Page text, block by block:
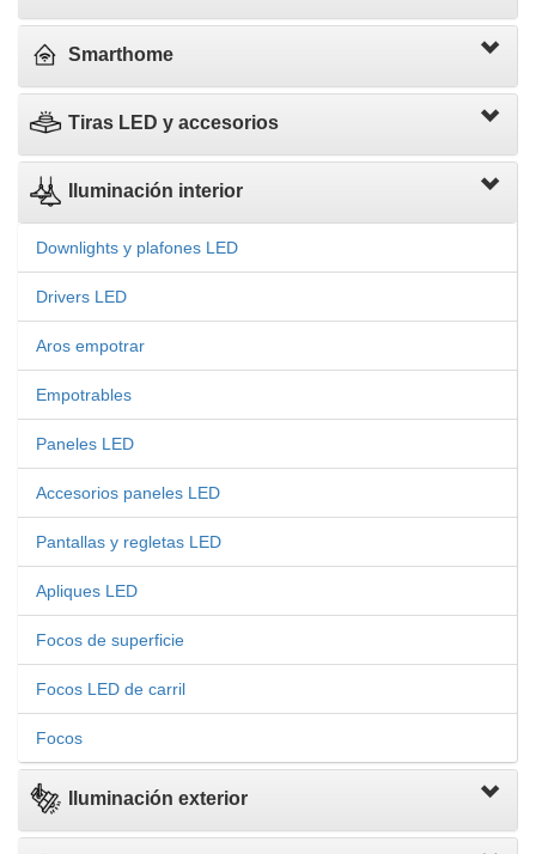
Smarthome
Tiras LED y accesorios
Iluminación interior
Downlights y plafones LED
Drivers LED
Aros empotrar
Empotrables
Paneles LED
Accesorios paneles LED
Pantallas y regletas LED
Apliques LED
Focos de superficie
Focos LED de carril
Focos
Iluminación exterior